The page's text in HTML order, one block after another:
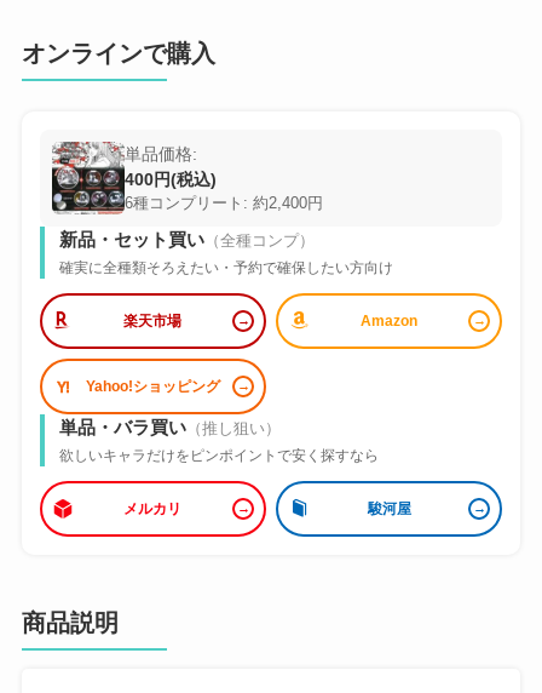
オンラインで購入
単品価格:
400円(税込)
6種コンプリート: 約2,400円
新品・セット買い（全種コンプ）
確実に全種類そろえたい・予約で確保したい方向け
楽天市場 Amazon
Yahoo!ショッピング
単品・バラ買い（推し狙い）
欲しいキャラだけをピンポイントで安く探すなら
メルカリ 駿河屋
商品説明